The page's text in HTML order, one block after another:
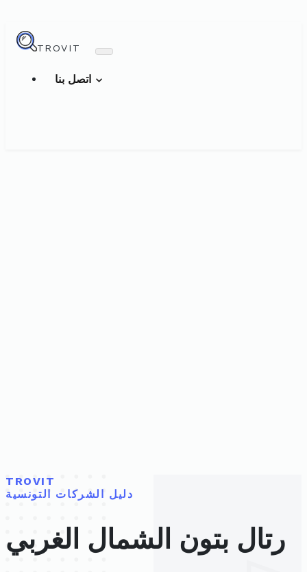
TROVIT
TROVIT
دليل الشركات التونسية
رتال بتون الشمال الغربي